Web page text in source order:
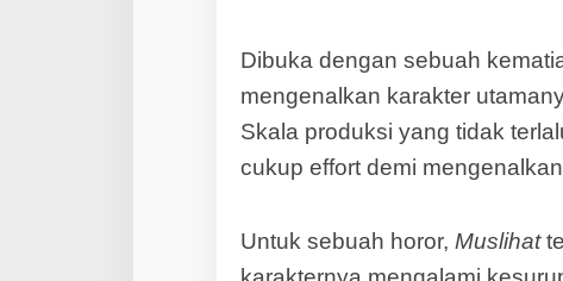
Dibuka dengan sebuah
mengenalkan karakter
Skala produksi yang tidak
cukup effort demi
Untuk sebuah horor, Muslihat